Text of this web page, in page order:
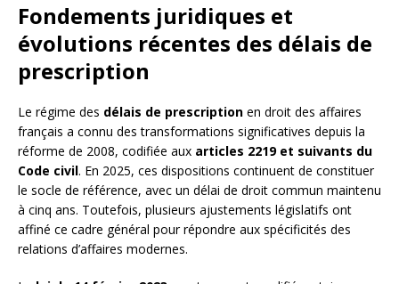
Fondements juridiques et
évolutions récentes des délais de
prescription
Le régime des délais de prescription en droit des affaires
français a connu des transformations significatives depuis la
réforme de 2008, codifiée aux articles 2219 et suivants du
Code civil. En 2025, ces dispositions continuent de constituer
le socle de référence, avec un délai de droit commun maintenu
à cinq ans. Toutefois, plusieurs ajustements législatifs ont
affiné ce cadre général pour répondre aux spécificités des
relations d’affaires modernes.